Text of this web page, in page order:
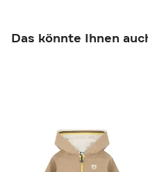
Das könnte Ihnen